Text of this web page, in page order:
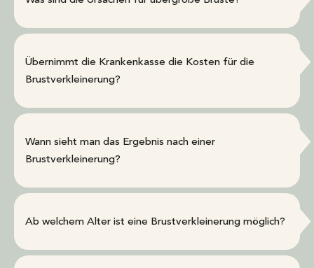
Übernimmt die Krankenkasse die Kosten für die
Brustverkleinerung?
Wann sieht man das Ergebnis nach einer
Brustverkleinerung?
Ab welchem Alter ist eine Brustverkleinerung möglich?